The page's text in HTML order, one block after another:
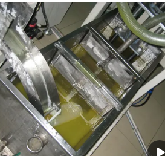
coating line is engineered for furniture
panel, door skin, and laminate flooring
manufacturers seeking unparalleled
throughput. This system ...